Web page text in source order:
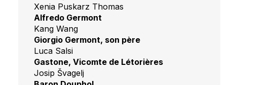
Xenia Puskarz Thomas
Alfredo Germont
Kang Wang
Giorgio Germont, son père
Luca Salsi
Gastone, Vicomte de Létorières
Josip Švagelj